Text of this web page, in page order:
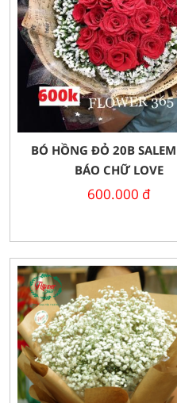
BÓ HỒNG ĐỎ 20B
BÁO CHỮ LOVE
600.000 đ